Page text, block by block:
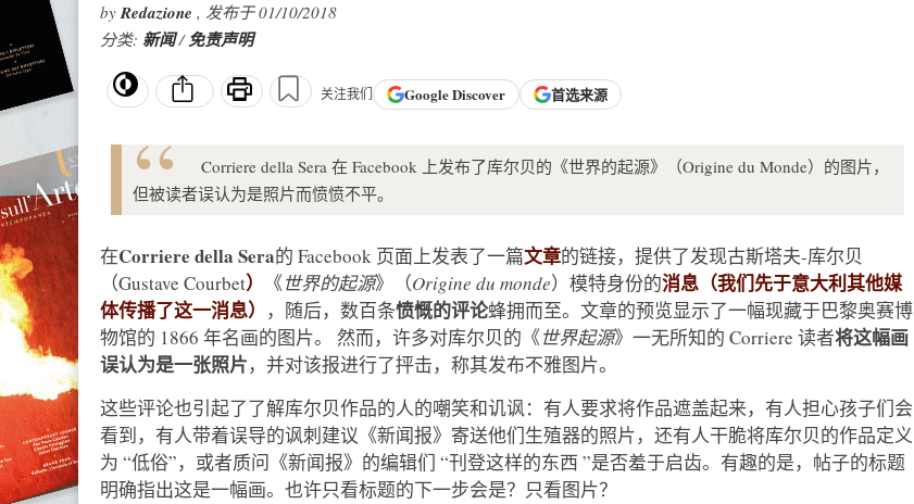
byRedazione , 发布于 01/10/2018
分类: 新闻/免责声明
关注我们 GoogleDiscover 首选来源
Corriere della Sera 在 Facebook 上发布了库尔贝的《世界的起源》（Origine du Monde）的图片，
但被读者误认为是照片而愤愤不平。
在Corriere della Sera的 Facebook 页面上发表了一篇文章的链接，提供了发现古斯塔夫-库尔贝
（Gustave Courbet） 《世界的起源》（Origine du monde）模特身份的消息（我们先于意大利其他媒
体传播了这一消息）
，随后，数百条愤慨的评论蜂拥而至。文章的预览显示了一幅现藏于巴黎奥赛博
物馆的 1866 年名画的图片。 然而，许多对库尔贝的《世界起源》一无所知的 Corriere 读者将这幅画
误认为是一张照片，并对该报进行了抨击，称其发布不雅图片。
这些评论也引起了了解库尔贝作品的人的嘲笑和讥讽：有人要求将作品遮盖起来，有人担心孩子们会
看到，有人带着误导的讽刺建议《新闻报》寄送他们生殖器的照片，还有人干脆将库尔贝的作品定义
为 “低俗”，或者质问《新闻报》的编辑们 “刊登这样的东西 ”是否羞于启齿。有趣的是，帖子的标题
明确指出这是一幅画。也许只看标题的下一步会是？只看图片？